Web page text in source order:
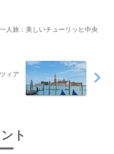
人旅：美しいチューリッヒ中央
ィア
ト